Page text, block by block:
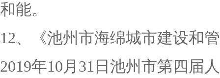
和能。
12、《池州市海绵城市建设和
2019年10月31日池州市第四届